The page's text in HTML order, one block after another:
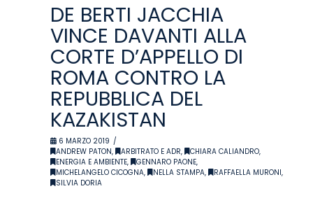
DE BERTI JACCHIA
VINCE DAVANTI ALLA
CORTE D’APPELLO DI
ROMA CONTRO LA
REPUBBLICA DEL
KAZAKISTAN
6 MARZO 2019
ANDREW PATON, ARBITRATO E ADR, CHIARA CALIANDRO,
ENERGIA E AMBIENTE, GENNARO PAONE,
MICHELANGELO CICOGNA, NELLA STAMPA, RAFFAELLA MURONI,
SILVIA DORIA